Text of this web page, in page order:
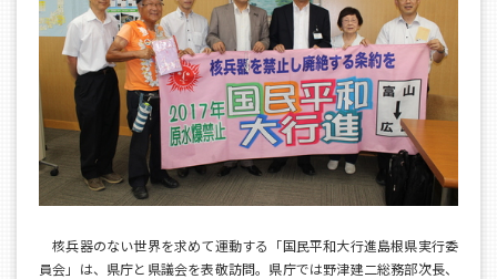
核兵器のない世界を求めて運動する「国民平和大行進島根県実行委
員会」は、県庁と県議会を表敬訪問。県庁では野津建二総務部次長、